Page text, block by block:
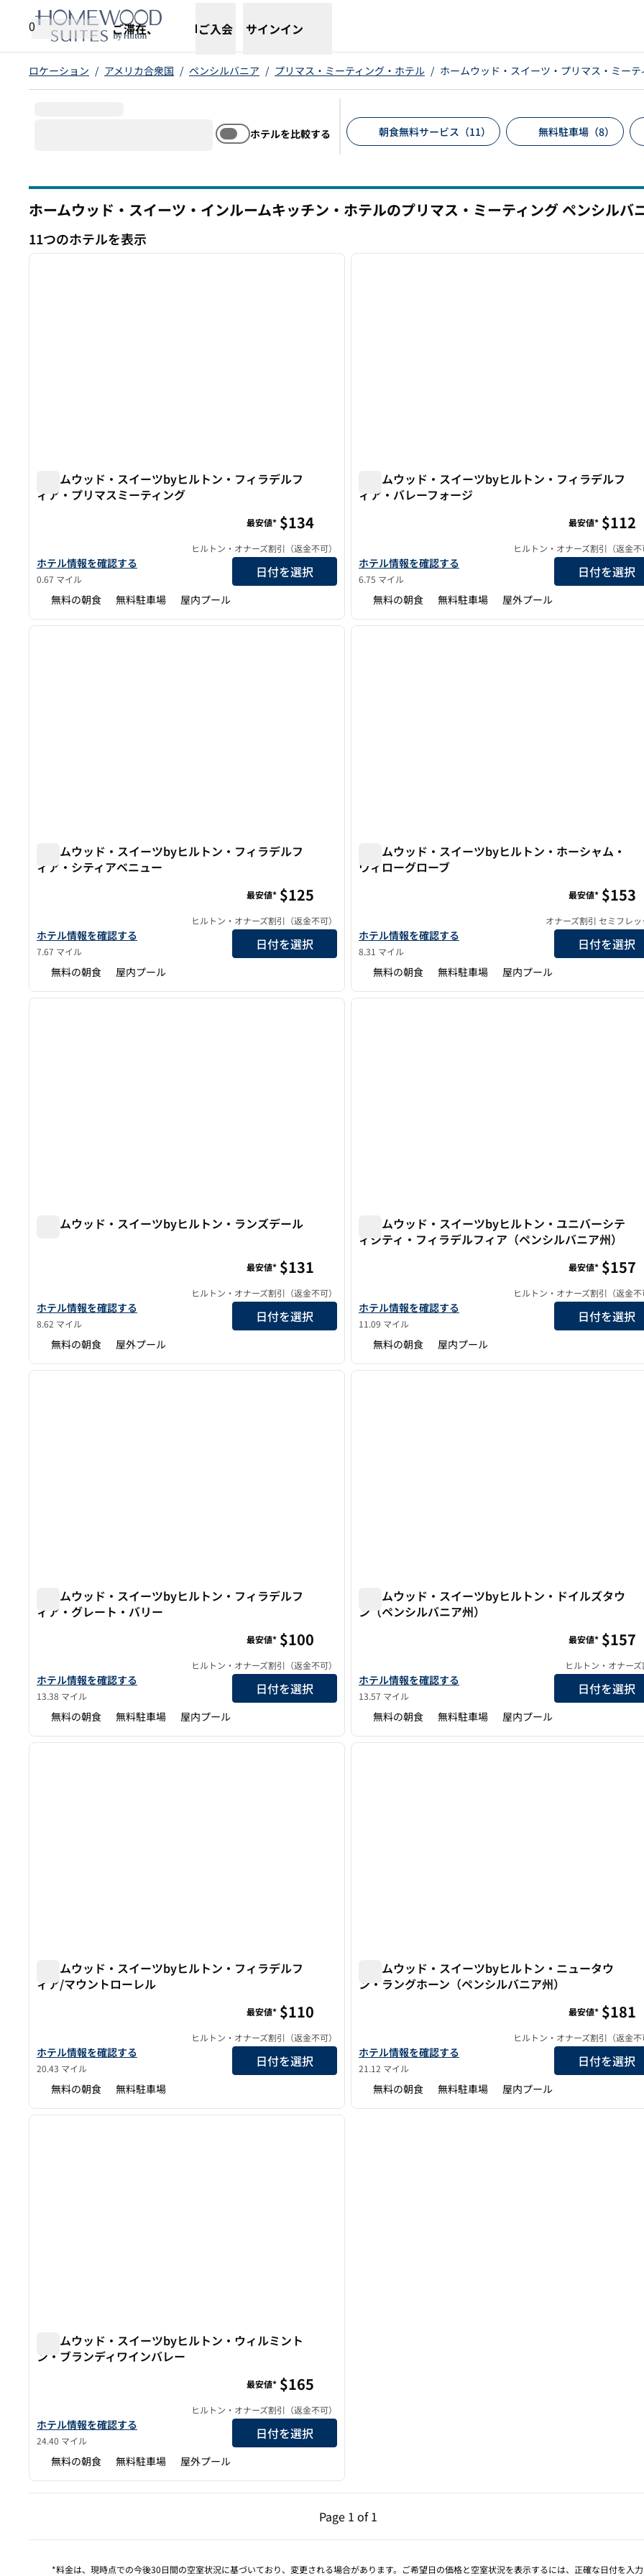
コンテンツに移動
0
ご滞在、
新しいタブで開きます
ご入会 サインイン
ロケーション / アメリカ合衆国 / ペンシルバニア / プリマス・ミーティング・ホテル / ホームウッド・スイーツ・プリマス・ミー
ホテルを比較する 朝食無料サービス（11） 無料駐車場（8）
ホームウッド・スイーツ・インルームキッチン・ホテルのプリマス・ミーティング ペンシルバ
11つのホテルを表示
11つのホテルを表示
1/12
次の画像
ホームウッド・スイーツbyヒルトン・フィラデルフ
ィア・プリマスミーティング
ホームウッド・スイーツbyヒルトン・フィラデルフィア・プリマス・ミーティングの詳細を表示
ホテル情報を確認する
0.67 マイル
最安値* $134
ヒルトン・オナーズ割引（返金不可）
日付を選択
無料の朝食 無料駐車場 屋内プール
1/12
ホームウッド・スイーツbyヒルトン・フィラデルフ
ィア・バレーフォージ
ホームウッド・スイーツbyヒルトン・フィラデルフィア・バレ
ホテル情報を確認する
6.75 マイル
最安値* $112
ヒルトン・オナーズ割引（返金不
日付を選択
無料の朝食 無料駐車場 屋外プール
1/12
1/12
次の画像
ホームウッド・スイーツbyヒルトン・フィラデルフ
ィア・シティアベニュー
ホームウッド・スイーツbyヒルトン・フィラデルフィア・シティアベニューの詳細を見る
ホテル情報を確認する
7.67 マイル
最安値* $125
ヒルトン・オナーズ割引（返金不可）
日付を選択
無料の朝食 屋内プール
1
1/12
ホームウッド・スイーツbyヒルトン・ホーシャム・
ウィローグローブ
ホームウッド・スイーツbyヒルトン・ホーシャム・ウィローグ
ホテル情報を確認する
8.31 マイル
最安値* $153
オナーズ割引 セミフレッ
日付を選択
無料の朝食 無料駐車場 屋内プール
1/12
1/12
次の画像
ホームウッド・スイーツbyヒルトン・ランズデール
ホームウッド・スイーツbyヒルトン・ランズデールのホテルの詳細を表示
ホテル情報を確認する
8.62 マイル
最安値* $131
ヒルトン・オナーズ割引（返金不可）
日付を選択
無料の朝食 屋外プール
1
1/12
ホームウッド・スイーツbyヒルトン・ユニバーシテ
ィシティ・フィラデルフィア（ペンシルバニア州）
ホームウッド・スイーツbyヒルトン・ユニバーシティ・シテ
ホテル情報を確認する
11.09 マイル
最安値* $157
ヒルトン・オナーズ割引（返金不
日付を選択
無料の朝食 屋内プール
1/12
1/12
次の画像
ホームウッド・スイーツbyヒルトン・フィラデルフ
ィア・グレート・バリー
ホームウッド・スイーツbyヒルトン・フィラデルフィア・グレートバレーの詳細を表示
ホテル情報を確認する
13.38 マイル
最安値* $100
ヒルトン・オナーズ割引（返金不可）
日付を選択
無料の朝食 無料駐車場 屋内プール
1
1/12
ホームウッド・スイーツbyヒルトン・ドイルズタウ
ン（ペンシルバニア州）
ホームウッド・スイーツbyヒルトン・ドイルズタウン・ホテル
ホテル情報を確認する
13.57 マイル
最安値* $157
ヒルトン・オナーズ
日付を選択
無料の朝食 無料駐車場 屋内プール
1/12
1/12
次の画像
ホームウッド・スイーツbyヒルトン・フィラデルフ
ィア/マウントローレル
ホームウッド・スイーツbyヒルトン・フィラデルフィア/マウントローレル
ホテル情報を確認する
20.43 マイル
最安値* $110
ヒルトン・オナーズ割引（返金不可）
日付を選択
無料の朝食 無料駐車場
1
1/12
ホームウッド・スイーツbyヒルトン・ニュータウ
ン・ラングホーン（ペンシルバニア州）
ホームウッド・スイーツbyヒルトン・ニュータウン・ランゴー
ホテル情報を確認する
21.12 マイル
最安値* $181
ヒルトン・オナーズ割引（返金不
日付を選択
無料の朝食 無料駐車場 屋内プール
1/12
1/12
次の画像
ホームウッド・スイーツbyヒルトン・ウィルミント
ン・ブランディワインバレー
ホームウッド・スイーツbyヒルトン・ウィルミントン・ブランディワインバレーの詳細を見る
ホテル情報を確認する
24.40 マイル
最安値* $165
ヒルトン・オナーズ割引（返金不可）
日付を選択
無料の朝食 無料駐車場 屋外プール
Page 1 of 1
前のページ（1/1）
Page 1 of 1
*料金は、現時点での今後30日間の空室状況に基づいており、変更される場合があります。ご希望日の価格と空室状況を表示するには、正確な日付を入力